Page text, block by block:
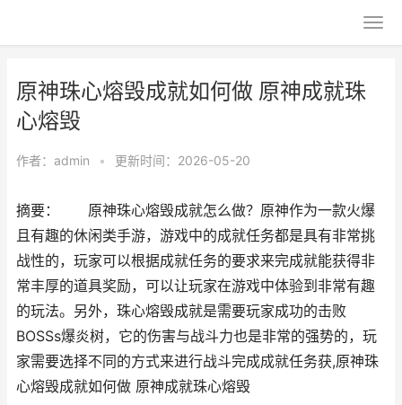
原神珠心熔毁成就如何做 原神成就珠
心熔毁
作者： admin • 更新时间：2026-05-20
摘要： 原神珠心熔毁成就怎么做？原神作为一款火爆
且有趣的休闲类手游，游戏中的成就任务都是具有非常挑
战性的，玩家可以根据成就任务的要求来完成就能获得非
常丰厚的道具奖励，可以让玩家在游戏中体验到非常有趣
的玩法。另外，珠心熔毁成就是需要玩家成功的击败
BOSSs爆炎树，它的伤害与战斗力也是非常的强势的，玩
家需要选择不同的方式来进行战斗完成成就任务获,原神珠
心熔毁成就如何做 原神成就珠心熔毁